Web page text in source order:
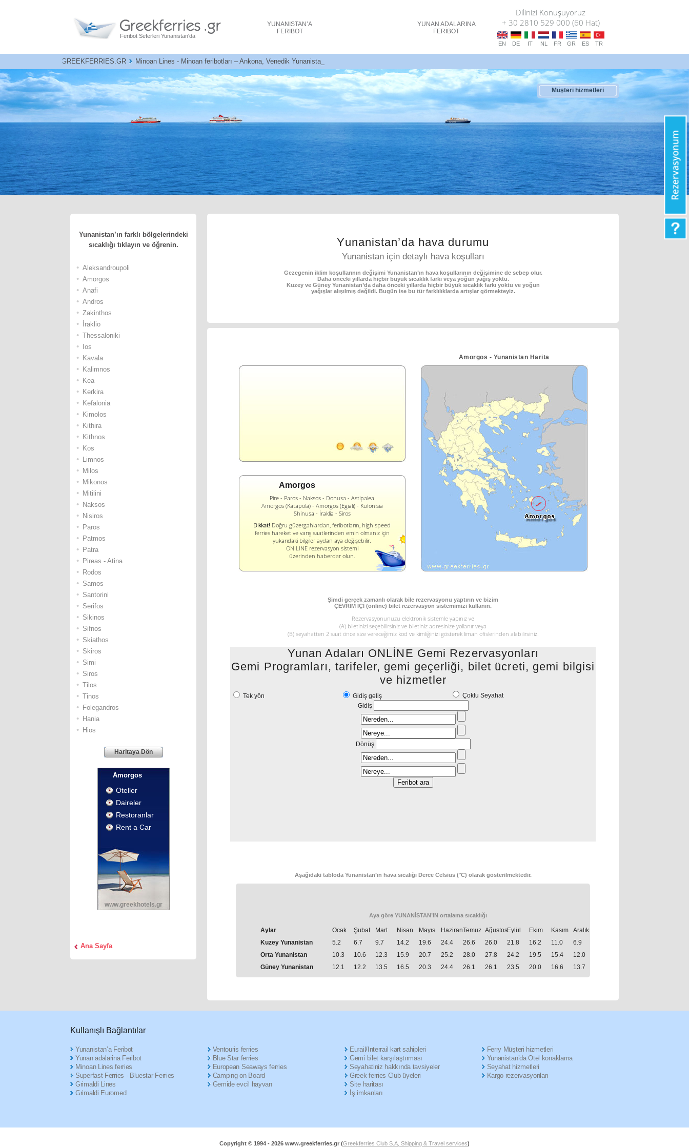
Feribot Seferleri Yunanistan'da
YUNANISTAN’A
FERİBOT
YUNAN ADALARINA
FERİBOT
Dilinizi Konuşuyoruz
+ 30 2810 529 000 (60 Hat)
EN DE IT NL FR GR ES TR
GREEKFERRIES.GR Minoan Lines - Minoan feribotları – Ankona, Venedik Yunanistan – Feribot biletleri + indirimler
Müşteri hizmetleri
Yunanistan’ın farklı bölgelerindeki
sıcaklığı tıklayın ve öğrenin.
• Αleksandroupoli
• Αmorgos
• Αnafi
• Andros
• Ζakinthos
• İraklio
• Thessaloniki
• Ios
• Κavala
• Κalimnos
• Κea
• Κerkira
• Κefalonia
• Κimolos
• Κithira
• Κithnos
• Κos
• Limnos
• Μilos
• Μikonos
• Μitilini
• Νaksos
• Νisiros
• Paros
• Patmos
• Patra
• Pireas - Atina
• Rodos
• Samos
• Santorini
• Serifos
• Sikinos
• Sifnos
• Skiathos
• Skiros
• Simi
• Siros
• Tilos
• Τinos
• Folegandros
• Hania
• Hios
Haritaya Dön
Αmorgos
Oteller
Daireler
Restoranlar
Rent a Car
www.greekhotels.gr
Αna Sayfa
Yunanistan’da hava durumu
Yunanistan için detaylı hava koşulları
Gezegenin iklim koşullarının değişimi Yunanistan’ın hava koşullarının değişimine de sebep olur.
Daha önceki yıllarda hiçbir büyük sıcaklık farkı veya yoğun yağış yoktu.
Kuzey ve Güney Yunanistan’da daha önceki yıllarda hiçbir büyük sıcaklık farkı yoktu ve yoğun
yağışlar alışılmış değildi. Bugün ise bu tür farklılıklarda artışlar görmekteyiz.
Αmorgos
Pire - Paros - Νaksos - Donusa - Αstipalea
Αmorgos (Κatapola) - Αmorgos (Egiali) - Κufonisia
Shinusa - İraklia - Siros
Dikkat! Doğru güzergahlardan, feribotların, high speed
ferries hareket ve varış saatlerinden emin olmanız için
yukarıdaki bilgiler aydan aya değişebilir.
ON LINE rezervasyon sistemi
üzerinden haberdar olun.
Amorgos - Yunanistan Harita
Şimdi gerçek zamanlı olarak bile rezervasyonu yaptırın ve bizim
ÇEVRİM İÇİ (online) bilet rezervasyon sistemimizi kullanın.
Rezervasyonunuzu elektronik sistemle yapınız ve
(Α) biletinizi seçebilirsiniz ve biletiniz adresinize yollanır veya
(Β) seyahatten 2 saat önce size vereceğimiz kod ve kimliğinizi gösterek liman ofislerinden alabilirsiniz.
Yunan Adaları ONLİNE Gemi Rezervasyonları
Gemi Programları, tarifeler, gemi geçerliği, bilet ücreti, gemi bilgisi
ve hizmetler
Tek yön Gidiş geliş
Çoklu Seyahat
Gidiş
Dönüş
Aşağıdaki tabloda Yunanistan’ın hava sıcalığı Derce Celsius (°C) olarak gösterilmektedir.
Aya göre YUNANİSTAN’IN ortalama sıcaklığı
Aylar Ocak Şubat Μart Nisan Μayıs HaziranTemuz AğustosEylül Ekim Kasım
Aralık
Kuzey Yunanistan
5.2 6.7 9.7 14.2 19.6 24.4 26.6 26.0 21.8 16.2 11.0
6.9
Orta Yunanistan
10.3 10.6 12.3 15.9 20.7 25.2 28.0 27.8 24.2 19.5 15.4
12.0
Güney Yunanistan
12.1 12.2 13.5 16.5 20.3 24.4 26.1 26.1 23.5 20.0 16.6 13.7
Κullanışlı Βağlantılar
Yunanistan’a Feribot
Yunan adalarina Feribot
Minoan Lines ferries
Superfast Ferries - Bluestar Ferries
Grimaldi Lines
Grimaldi Euromed
Ventouris ferries
Blue Star ferries
European Seaways ferries
Camping on Board
Gemide evcil hayvan
Eurail/Interrail kart sahipleri
Gemi bilet karşılaştırması
Seyahatiniz hakkında tavsiyeler
Greek ferries Club üyeleri
Site haritası
İş imkanları
Ferry Müşteri hizmetleri
Yunanistan’da Otel konaklama
Seyahat hizmetleri
Kargo rezervasyonları
Copyright © 1994 - 2026 www.greekferries.gr (Greekferries Club S.A, Shipping & Travel services)